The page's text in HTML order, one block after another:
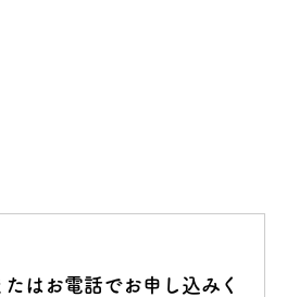
たはお電話でお申し込みく